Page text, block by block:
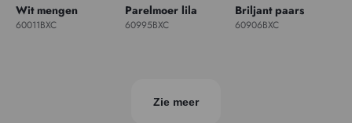
Wit mengen
60011BXC
Parelmoer lila
60995BXC
Briljant paars
60906BXC
Zie meer